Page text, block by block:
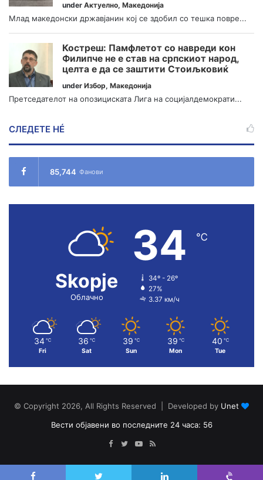
under Актуелно, Македонија
Млад македонски државјанин кој се здобил со тешка повре...
Костреш: Памфлетот со навреди кон
Филипче не е став на српскиот народ,
целта е да се заштити Стоиљковиќ
under Избор, Македонија
Претседателот на опозициската Лига на социјалдемократи...
СЛЕДЕТЕ НÉ
85,744 Фанови
Skopje
Облачно
34 ℃
34º - 26º
27%
3.37 км/ч
34 ℃
Fri
36 ℃
Sat
39 ℃
Sun
39 ℃
Mon
40 ℃
Tue
© Copyright 2026, All Rights Reserved | Developed by Unet
Вести објавени во последните 24 часа: 56
Facebook
TwitterYouTube
RSS